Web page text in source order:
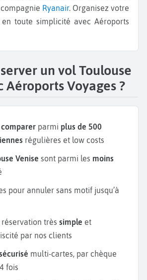
Ryanair. Organisez votre
toute simplicité avec Aéroports
un vol Toulouse
Aéroports Voyages ?
comparer parmi plus de 500
régulières et low costs
Venise sont parmi les moins
pour annuler sans motif jusqu’à
très simple et
par nos clients
multi-cartes, par chèque
fois